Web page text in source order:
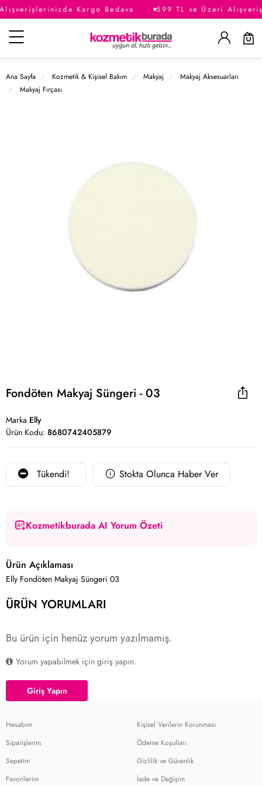
Kargo Bedava 599 TL ve Üzeri
Kategoriler
Ana Sayfa Kozmetik & Kişisel Bakım Makyaj
Makyaj Aksesuarları
Makyaj Fırçası
Fondöten Makyaj Süngeri - 03
Marka Elly
Ürün Kodu: 8680742405879
Tükendi! Stokta Olunca Haber Ver
Kozmetikburada AI Yorum Özeti
Ürün Açıklaması
Elly Fondöten Makyaj Süngeri 03
ÜRÜN YORUMLARI
Bu ürün için henüz yorum yazılmamış.
Yorum yapabilmek için giriş yapın.
Giriş Yapın
Hesabım
Siparişlerim
Sepetim
Favorilerim
Kişisel Verilerin Korunması
Ödeme Koşulları
Gizlilik ve Güvenlik
İade ve Değişim